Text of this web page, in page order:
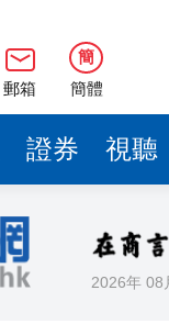
郵箱
簡
簡體
證券 視聽
2026年 08